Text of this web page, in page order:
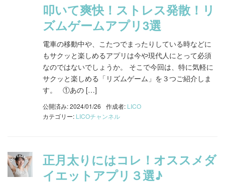
叩いて爽快！ストレス発散！リ
ズムゲームアプリ3選
電車の移動中や、こたつでまったりしている時などに
もサクッと楽しめるアプリは今や現代人にとって必須
なのではないでしょうか。 そこで今回は、特に気軽に
サクッと楽しめる「リズムゲーム」を３つご紹介しま
す。 ①あの […]
公開済み: 2024/01/26 作成者: LICO
カテゴリー: LICOチャンネル
正月太りにはコレ！オススメダ
イエットアプリ３選♪